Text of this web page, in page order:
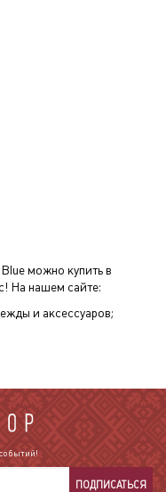
можно купить в
На нашем сайте:
и аксессуаров;
ПОДПИСАТЬСЯ